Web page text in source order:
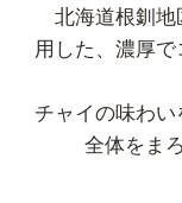
北海道根釧地
用した、濃厚
チャイの味わ
全体をま